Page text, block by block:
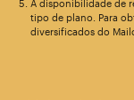
A disponibilidade de
tipo de plano. Para
diversificados do